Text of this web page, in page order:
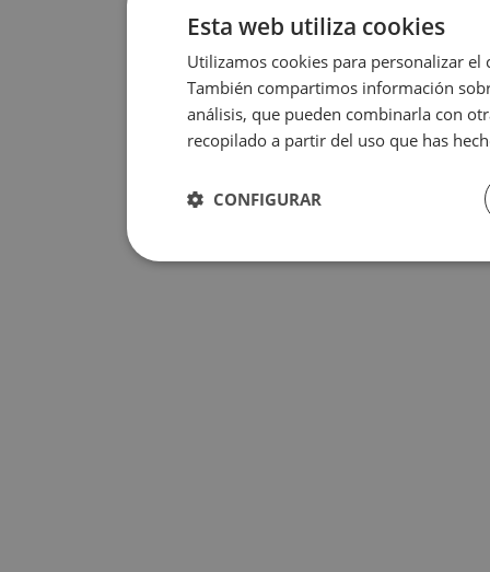
Esta web utiliza cookies
Utilizamos cookies para personalizar
También compartimos información
análisis, que pueden combinarla con
recopilado a partir del uso que has
CONFIGURAR
Rendimiento